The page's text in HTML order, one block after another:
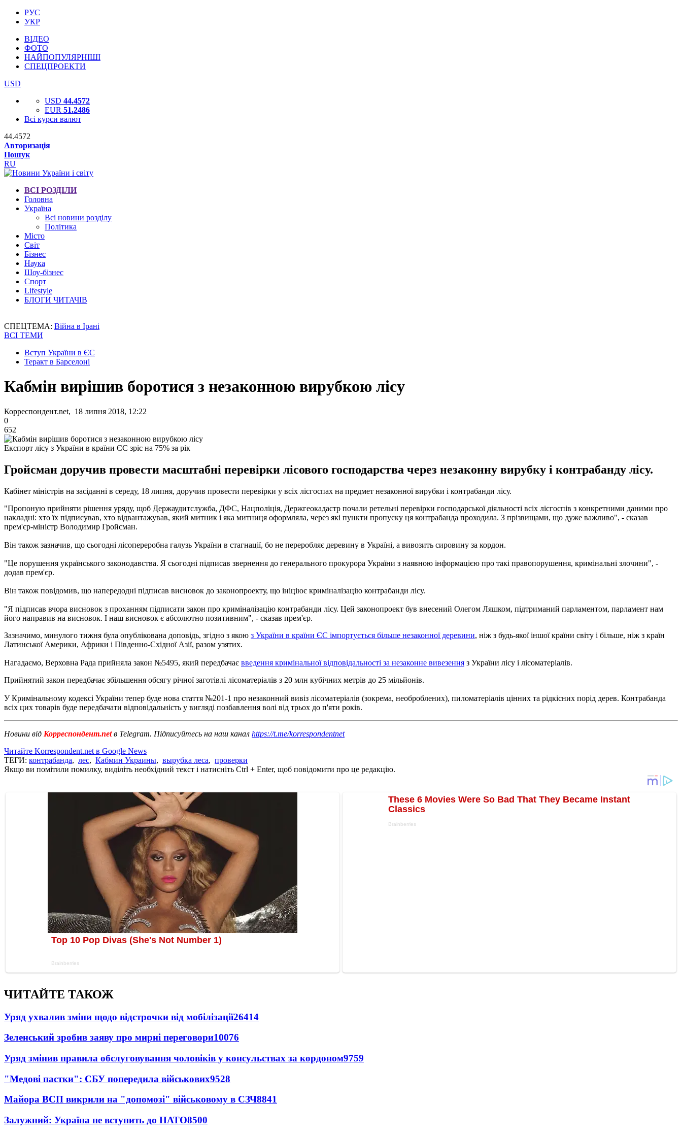
РУС
УКР
ВІДЕО
ФОТО
НАЙПОПУЛЯРНІШІ
СПЕЦПРОЕКТИ
USD
USD 44.4572
EUR 51.2486
Всі курси валют
44.4572
Авторизація
Пошук
RU
ВСІ РОЗДІЛИ
Головна
Україна
Всі новини розділу
Політика
Місто
Світ
Бізнес
Наука
Шоу-бізнес
Спорт
Lifestyle
БЛОГИ ЧИТАЧІВ
СПЕЦТЕМА: Війна в Ірані
ВСІ ТЕМИ
Вступ України в ЄС
Теракт в Барселоні
Кабмін вирішив боротися з незаконною вирубкою лісу
Корреспондент.net, 18 липня 2018, 12:22
0
652
Експорт лісу з України в країни ЄС зріс на 75% за рік
Гройсман доручив провести масштабні перевірки лісового господарства через незаконну вирубку і контрабанду лісу.
Кабінет міністрів на засіданні в середу, 18 липня, доручив провести перевірки у всіх лісгоспах на предмет незаконної вирубки і контрабанди лісу.
"Пропоную прийняти рішення уряду, щоб Держаудитслужба, ДФС, Нацполіція, Держгеокадастр почали ретельні перевірки господарської діяльності всіх лісгоспів з конкретними даними про
накладні: хто їх підписував, хто відвантажував, який митник і яка митниця оформляла, через які пункти пропуску ця контрабанда проходила. З прізвищами, що дуже важливо", - сказав
прем'єр-міністр Володимир Гройсман.
Він також зазначив, що сьогодні лісопереробна галузь України в стагнації, бо не переробляє деревину в Україні, а вивозить сировину за кордон.
"Це порушення українського законодавства. Я сьогодні підписав звернення до генерального прокурора України з наявною інформацією про такі правопорушення, кримінальні злочини", -
додав прем'єр.
Він також повідомив, що напередодні підписав висновок до законопроекту, що ініціює криміналізацію контрабанди лісу.
"Я підписав вчора висновок з проханням підписати закон про криміналізацію контрабанди лісу. Цей законопроект був внесений Олегом Ляшком, підтриманий парламентом, парламент нам
його направив на висновок. І наш висновок є абсолютно позитивним", - сказав прем'єр.
Зазначимо, минулого тижня була опублікована доповідь, згідно з якою з України в країни ЄС імпортується більше незаконної деревини, ніж з будь-якої іншої країни світу і більше, ніж з країн
Латинської Америки, Африки і Південно-Східної Азії, разом узятих.
Нагадаємо, Верховна Рада прийняла закон №5495, який передбачає введення кримінальної відповідальності за незаконне вивезення з України лісу і лісоматеріалів.
Прийнятий закон передбачає збільшення обсягу річної заготівлі лісоматеріалів з 20 млн кубічних метрів до 25 мільйонів.
У Кримінальному кодексі України тепер буде нова стаття №201-1 про незаконний вивіз лісоматеріалів (зокрема, необроблених), пиломатеріалів цінних та рідкісних порід дерев. Контрабанда
всіх цих товарів буде передбачати відповідальність у вигляді позбавлення волі від трьох до п'яти років.
Новини від Корреспондент.netв Telegram. Підписуйтесь на наш канал https://t.me/korrespondentnet
Читайте Korrespondent.net в Google News
ТЕГИ: контрабанда, лес, Кабмин Украины, вырубка леса, проверки
Якщо ви помітили помилку, виділіть необхідний текст і натисніть Ctrl + Enter, щоб повідомити про це редакцію.
ЧИТАЙТЕ ТАКОЖ
Уряд ухвалив зміни щодо відстрочки від мобілізації26414
Зеленський зробив заяву про мирні переговори10076
Уряд змінив правила обслуговування чоловіків у консульствах за кордоном9759
"Медові пастки": СБУ попередила військових9528
Майора ВСП викрили на "допомозі" військовому в СЗЧ8841
Залужний: Україна не вступить до НАТО8500